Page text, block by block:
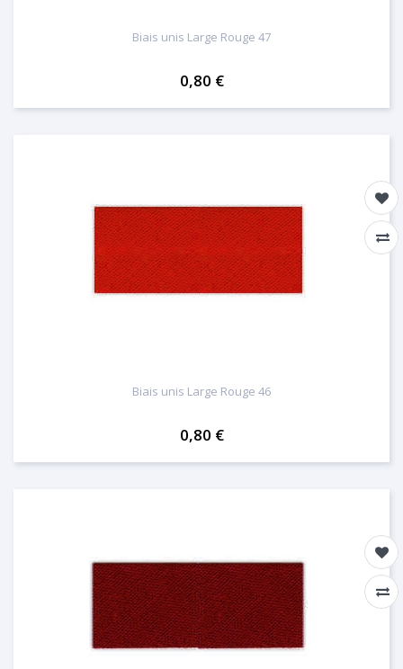
Biais unis Large Rouge 47
0,80 €
Biais unis Large Rouge 46
0,80 €